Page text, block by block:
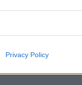
Privacy Policy
με Καρκίνο
με
τον